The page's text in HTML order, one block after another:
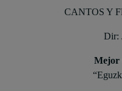
CANTOS Y
Dir:
Mejor